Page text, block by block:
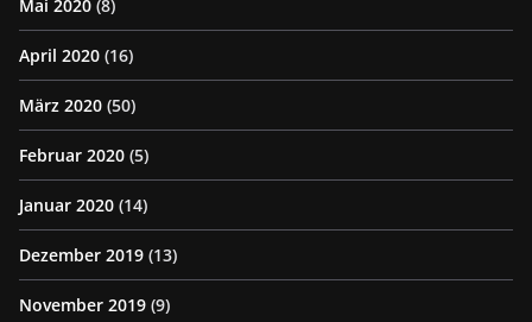
Mai 2020 (8)
April 2020 (16)
März 2020 (50)
Februar 2020 (5)
Januar 2020 (14)
Dezember 2019 (13)
November 2019 (9)